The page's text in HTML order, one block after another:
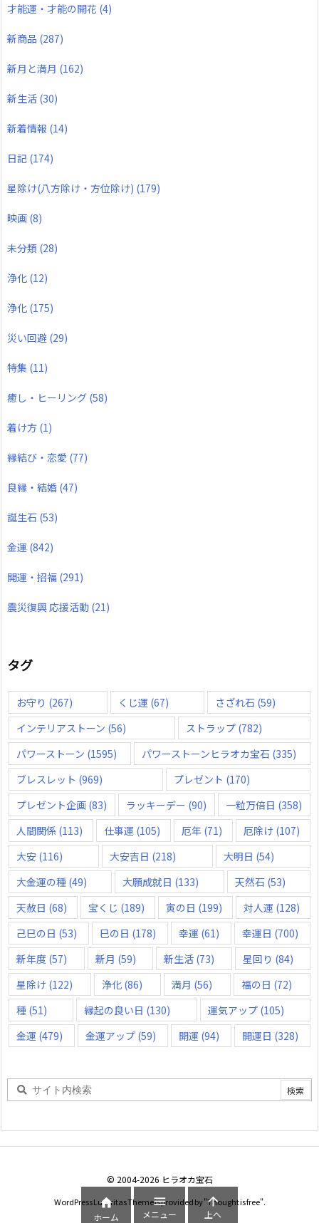
才能運・才能の開花 (4)
新商品 (287)
新月と満月 (162)
新生活 (30)
新着情報 (14)
日記 (174)
星除け(八方除け・方位除け) (179)
映画 (8)
未分類 (28)
浄化 (12)
浄化 (175)
災い回避 (29)
特集 (11)
癒し・ヒーリング (58)
着け方 (1)
縁結び・恋愛 (77)
良縁・結婚 (47)
誕生石 (53)
金運 (842)
開運・招福 (291)
震災復興 応援活動 (21)
タグ
お守り (267) くじ運 (67) さざれ石 (59)
インテリアストーン (56) ストラップ(782)
パワーストーン (1595) パワーストーンヒラオカ宝石 (335)
ブレスレット (969) プレゼント (170)
プレゼント企画 (83) ラッキーデー (90) 一粒万倍日 (358)
人間関係 (113) 仕事運 (105) 厄年 (71) 厄除け (107)
大安 (116) 大安吉日 (218) 大明日 (54)
大金運の種 (49) 大願成就日 (133) 天然石 (53)
天赦日 (68) 宝くじ (189) 寅の日 (199) 対人運 (128)
己巳の日 (53) 巳の日 (178) 幸運 (61) 幸運日 (700)
新年度 (57) 新月 (59) 新生活 (73) 星回り (84)
星除け (122) 浄化 (86) 満月 (56) 福の日 (72)
種 (51) 縁起の良い日 (130) 運気アップ(105)
金運 (479) 金運アップ (59) 開運 (94) 開運日 (328)
© 2004-2026 ヒラオカ宝石
WordPress Luxeritas Theme is provided by "Thought is free".

ホーム

メニュー

上へ